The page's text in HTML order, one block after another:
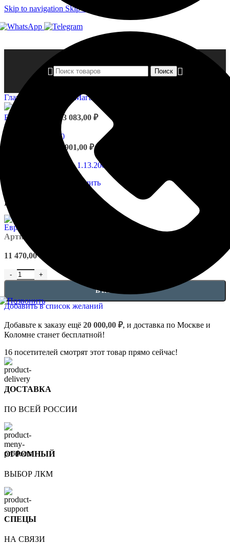
Skip to navigation Skip to main content
Поиск
Главная страница Магазин
Базы - 1.13.100 23 083,00 ₽
Назад к товарам
8 901,00 ₽
Нажмите, чтобы увеличить
Базы — 1.13.200
Артикул:
11 470,00₽
Количество товара Базы - 1.13.200
В КОРЗИНУ
Добавить в список желаний
Добавьте к заказу ещё 20 000,00 ₽, и доставка по Москве и
Коломне станет бесплатной!
16 посетителей смотрят этот товар прямо сейчас!
ДОСТАВКА
ПО ВСЕЙ РОССИИ
ОГРОМНЫЙ
ВЫБОР ЛКМ
СПЕЦЫ
НА СВЯЗИ